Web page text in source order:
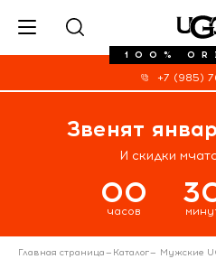
100%
+7 (985)
Звенят
И скидки
00
часов
Главная страница— Каталог— Мужские